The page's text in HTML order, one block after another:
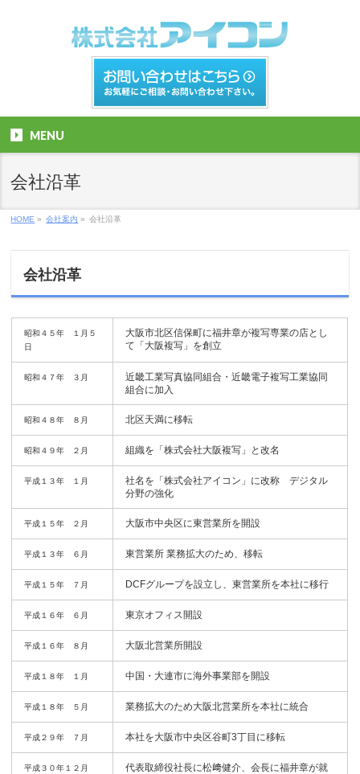
MENU
会社沿革
HOME » 会社案内 » 会社沿革
会社沿革
昭和４５年 １月５
日
大阪市北区信保町に福井章が複写専業の店とし
て「大阪複写」を創立
昭和４７年 ３月
近畿工業写真協同組合・近畿電子複写工業協同
組合に加入
昭和４８年 ８月 北区天満に移転
昭和４９年 ２月 組織を「株式会社大阪複写」と改名
平成１３年 １月
社名を「株式会社アイコン」に改称 デジタル
分野の強化
平成１５年 ２月 大阪市中央区に東営業所を開設
平成１３年 ６月 東営業所 業務拡大のため、移転
平成１５年 ７月 DCFグループを設立し、東営業所を本社に移行
平成１６年 ６月 東京オフィス開設
平成１６年 ８月 大阪北営業所開設
平成１８年 １月 中国・大連市に海外事業部を開設
平成１８年 ５月 業務拡大のため大阪北営業所を本社に統合
平成２９年 ７月 本社を大阪市中央区谷町3丁目に移転
平成３０年１２月
代表取締役社長に松﨑健介、会長に福井章が就